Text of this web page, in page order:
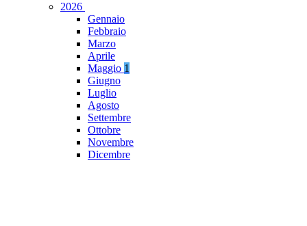
2026
Gennaio
Febbraio
Marzo
Aprile
Maggio 1
Giugno
Luglio
Agosto
Settembre
Ottobre
Novembre
Dicembre